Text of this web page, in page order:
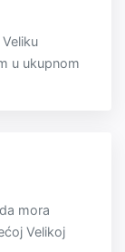
u ukupnom
mora
Velikoj